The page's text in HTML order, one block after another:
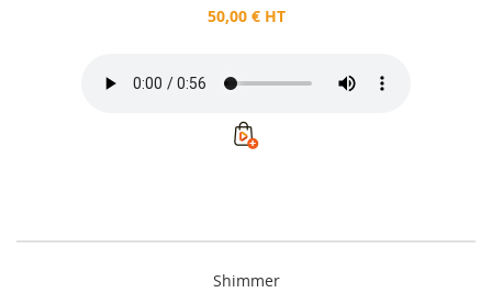
50,00 € HT
Shimmer